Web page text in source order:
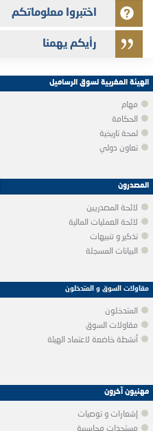
اختبروا معلوماتكم
رأيكم يهمنا
الهيئة المغربية لسوق الرساميل
مهام
الحكامة
لمحة تاريخية
تعاون دولي
المصدرون
لائحة المصدريين
لائحة العمليات المالية
تذكير و تنبيهات
البيانات المسجلة
مقاولات السوق و المتدخلون
المتدخلون
مقاولات السوق
أنشطة خاضعة لاعتماد الهيئة
مهنيون آخرون
إشعارات و توصيات
مستجدات محاسبية